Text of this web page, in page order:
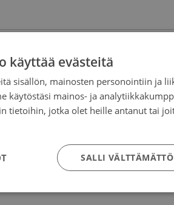
pääsihteerin Sakari
Blogi
käyttää evästeitä
sisällön, mainosten personointiin ja
käytöstäsi mainos- ja
tietoihin, jotka olet heille antanut tai
SALLI